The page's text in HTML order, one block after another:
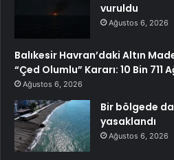
vuruldu
Ağustos 6, 2026
Balıkesir Havran’daki Altın
“Çed Olumlu” Kararı: 10 Bin 711
Ağustos 6, 2026
Bir bölgede
yasaklandı
Ağustos 6, 2026